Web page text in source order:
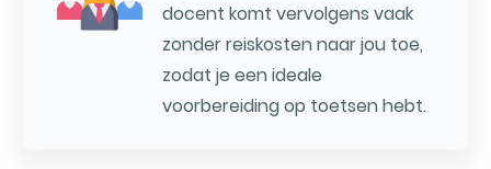
docent komt vervolgens vaak
zonder reiskosten naar jou toe,
zodat je een ideale
voorbereiding op toetsen hebt.